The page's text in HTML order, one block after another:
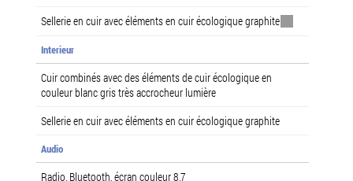
Sellerie en cuir avec éléments en cuir écologique graphite
Interieur
Cuir combinés avec des éléments de cuir écologique en
couleur blanc gris très accrocheur lumière
Sellerie en cuir avec éléments en cuir écologique graphite
Audio
Radio, Bluetooth, écran couleur 8,7